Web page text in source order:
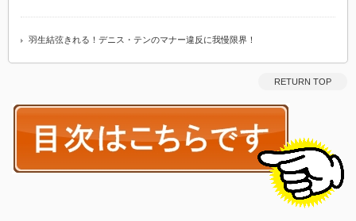
羽生結弦きれる！デニス・テンのマナー違反に我慢限界！
RETURN TOP